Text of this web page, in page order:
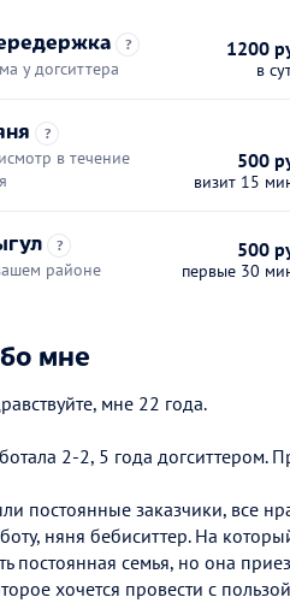
?
у догситтера
1200
в
?
в течение
500
визит 15
?
районе
500
первые 30
мне
мне 22 года.
2-2, 5 года догситтером.
постоянные заказчики, все
няня бебиситтер. На
постоянная семья, но она
хочется провести с